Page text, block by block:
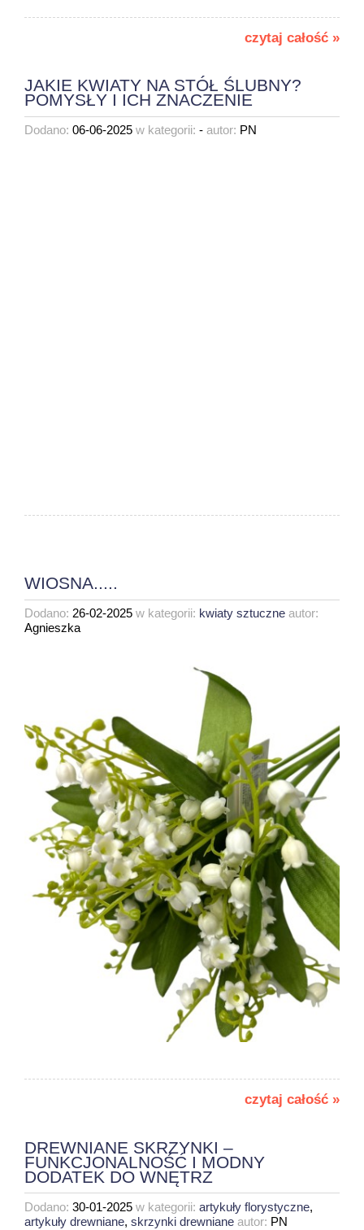
czytaj całość »
JAKIE KWIATY NA STÓŁ ŚLUBNY?
POMYSŁY I ICH ZNACZENIE
Dodano: 06-06-2025 w kategorii: - autor: PN
WIOSNA.....
Dodano: 26-02-2025 w kategorii: kwiaty sztuczne autor:
Agnieszka
czytaj całość »
DREWNIANE SKRZYNKI –
FUNKCJONALNOŚĆ I MODNY
DODATEK DO WNĘTRZ
Dodano: 30-01-2025 w kategorii: artykuły florystyczne,
artykuły drewniane, skrzynki drewniane autor: PN